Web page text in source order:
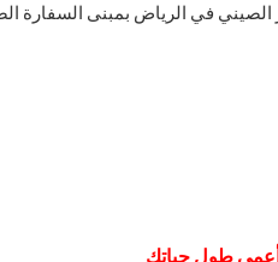
في الرياض بمبنى السفارة
طول حياتك